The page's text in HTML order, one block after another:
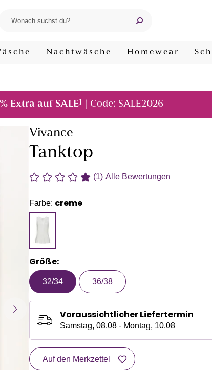
Nachtwäsche Homewear
Extra auf SALE1 | Code: SALE2026
Vivance
Tanktop
(1) Alle Bewertungen
Farbe: creme
Größe:
32/34 36/38
Voraussichtlicher Liefertermin
Samstag, 08.08 - Montag, 10.08
Auf den Merkzettel